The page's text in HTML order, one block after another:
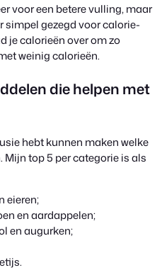
voor een betere vulling, maar
simpel gezegd voor calorie-
je calorieën over om zo
weinig calorieën.
die helpen met
hebt kunnen maken welke
top 5 per categorie is als
eieren;
en aardappelen;
en augurken;